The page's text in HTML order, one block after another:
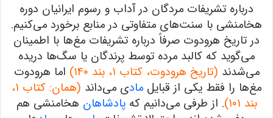
درباره تشریفات مردگان در آداب و رسوم ایرانیان دوره
هخامنشی با سنت‌های متفاوتی در منابع برخورد می‌کنیم.
در تاریخ هرودوت صرفاً درباره تشریفات مغ‌ها با اطمینان
می‌گوید که کالبد مرده توسط پرندگان یا سگ‌ها دریده
می‌شدند (تاریخ هرودوت، کتاب ۱، بند ۱۴۰)
اما هرودوت
مغ‌ها را فقط یکی از قبایل مادی می‌داند
(همان: کتاب ۱،
بند ۱۰۱)
. از طرفی می‌دانیم کهپادشاهان هخامنشی هم